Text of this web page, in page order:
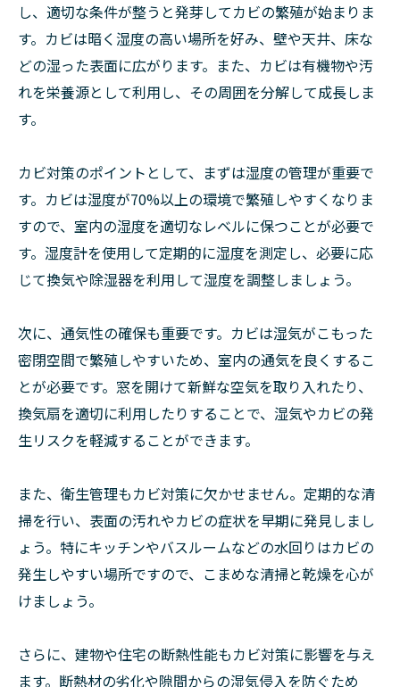
し、適切な条件が整うと発芽してカビの繁殖が始まりま
す。カビは暗く湿度の高い場所を好み、壁や天井、床な
どの湿った表面に広がります。また、カビは有機物や汚
れを栄養源として利用し、その周囲を分解して成長しま
す。
カビ対策のポイントとして、まずは湿度の管理が重要で
す。カビは湿度が70%以上の環境で繁殖しやすくなりま
すので、室内の湿度を適切なレベルに保つことが必要で
す。湿度計を使用して定期的に湿度を測定し、必要に応
じて換気や除湿器を利用して湿度を調整しましょう。
次に、通気性の確保も重要です。カビは湿気がこもった
密閉空間で繁殖しやすいため、室内の通気を良くするこ
とが必要です。窓を開けて新鮮な空気を取り入れたり、
換気扇を適切に利用したりすることで、湿気やカビの発
生リスクを軽減することができます。
また、衛生管理もカビ対策に欠かせません。定期的な清
掃を行い、表面の汚れやカビの症状を早期に発見しまし
ょう。特にキッチンやバスルームなどの水回りはカビの
発生しやすい場所ですので、こまめな清掃と乾燥を心が
けましょう。
さらに、建物や住宅の断熱性能もカビ対策に影響を与え
ます。断熱材の劣化や隙間からの湿気侵入を防ぐため